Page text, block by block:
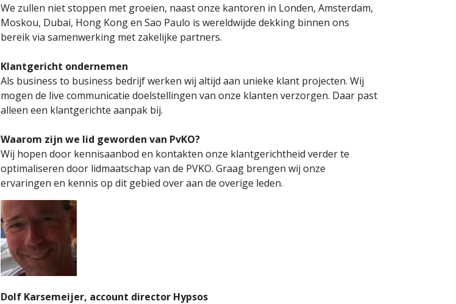
We zullen niet stoppen met groeien, naast onze kantoren in Londen, Amsterdam,
Moskou, Dubai, Hong Kong en Sao Paulo is wereldwijde dekking binnen ons
bereik via samenwerking met zakelijke partners.
Klantgericht ondernemen
Als business to business bedrijf werken wij altijd aan unieke klant projecten. Wij
mogen de live communicatie doelstellingen van onze klanten verzorgen. Daar past
alleen een klantgerichte aanpak bij.
Waarom zijn we lid geworden van PvKO?
Wij hopen door kennisaanbod en kontakten onze klantgerichtheid verder te
optimaliseren door lidmaatschap van de PVKO. Graag brengen wij onze
ervaringen en kennis op dit gebied over aan de overige leden.
Dolf Karsemeijer, account director Hypsos